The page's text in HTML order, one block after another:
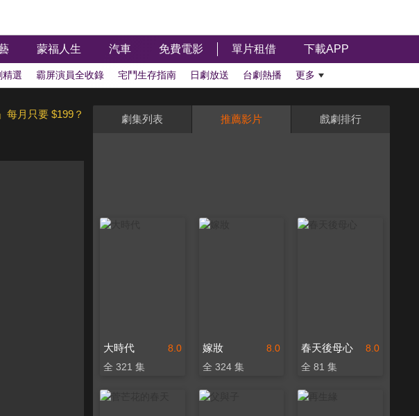
蒙福人生 汽車 免費電影 單片租借 下載APP
精選 霸屏演員全收錄 宅鬥生存指南 日劇放送 台劇熱播 更多
每月只要 $199？ 劇集列表 推薦影片 戲劇排行
8.0
大時代
全 321 集
8.0
嫁妝
全 324 集
8.0
春天後母心
全 81 集